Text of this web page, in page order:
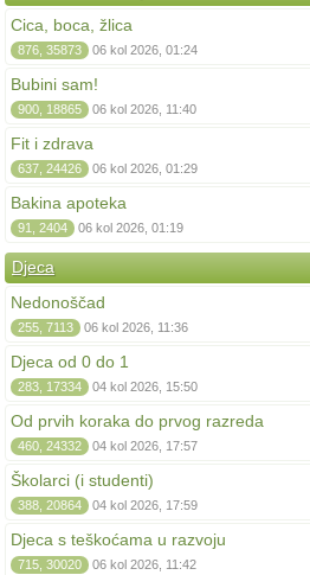
Cica, boca, žlica
876, 35873 06 kol 2026, 01:24
Bubini sam!
900, 18865 06 kol 2026, 11:40
Fit i zdrava
637, 24426 06 kol 2026, 01:29
Bakina apoteka
91, 2404 06 kol 2026, 01:19
Djeca
Nedonoščad
255, 7113 06 kol 2026, 11:36
Djeca od 0 do 1
283, 17334 04 kol 2026, 15:50
Od prvih koraka do prvog razreda
460, 24332 04 kol 2026, 17:57
Školarci (i studenti)
388, 20864 04 kol 2026, 17:59
Djeca s teškoćama u razvoju
715, 30020 06 kol 2026, 11:42